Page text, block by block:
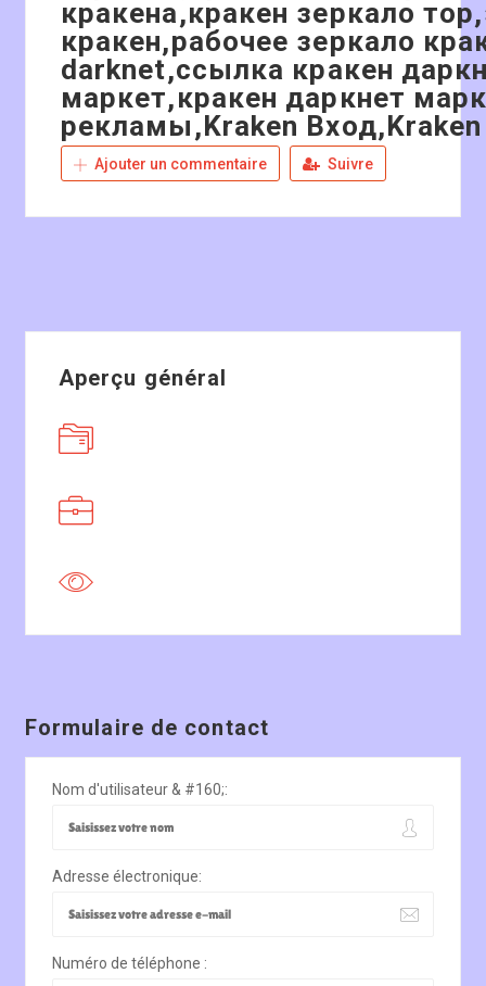
кракена,кракен зеркало
кракен,рабочее зеркало
darknet,ссылка кракен
маркет,кракен даркнет
рекламы,Kraken Вход,Kraken
Ajouter un commentaire Suivre
Aperçu général
Formulaire de contact
Nom d'utilisateur & #160;:
Adresse électronique:
Numéro de téléphone :